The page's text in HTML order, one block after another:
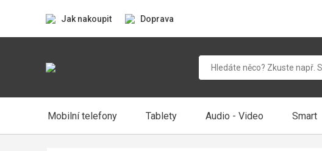
Jak nakoupit Doprava
Mobilní telefony Tablety Audio - Video Smart